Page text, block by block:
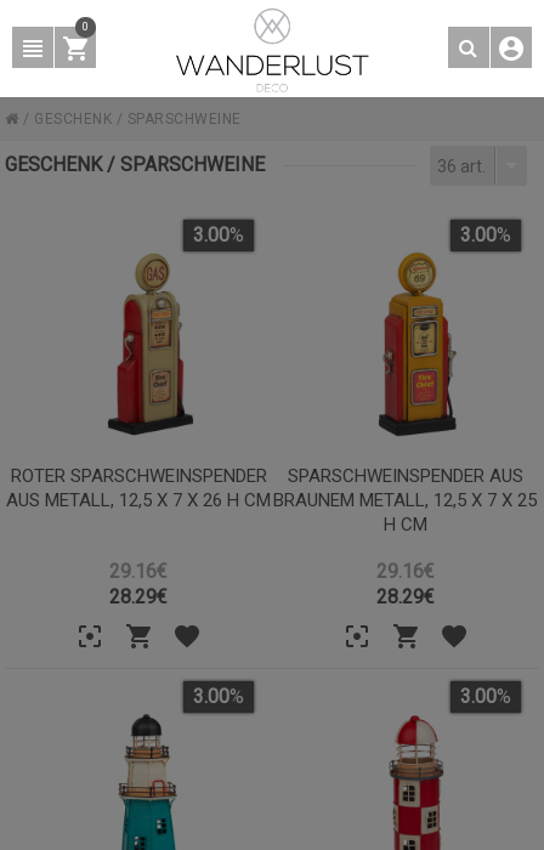
0
/ GESCHENK / SPARSCHWEINE
GESCHENK / SPARSCHWEINE 36 art.
ROTER SPARSCHWEINSPENDER
AUS METALL, 12,5 X 7 X 26 H CM
29.16€
3.00%
28.29€
SPARSCHWEINSPENDER AUS
BRAUNEM METALL, 12,5 X 7 X 25
H CM
29.16€
3.00%
28.29€
3.00% 3.00%